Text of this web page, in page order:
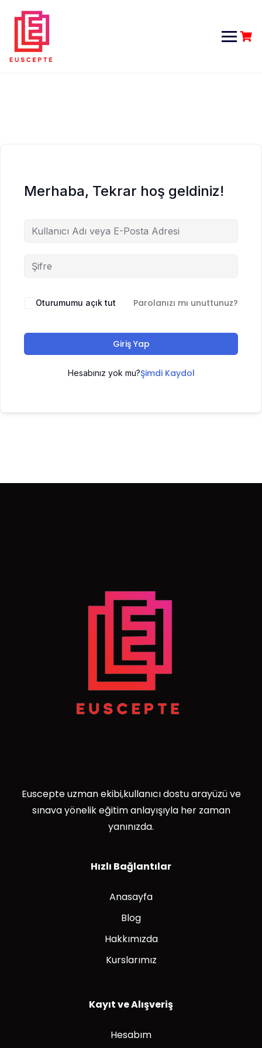
content
Merhaba, Tekrar hoş geldiniz!
Oturumumu açık tut Parolanızı mı unuttunuz?
Giriş Yap
Hesabınız yok mu?Şimdi Kaydol
Euscepte uzman ekibi,kullanıcı dostu arayüzü ve
sınava yönelik eğitim anlayışıyla her zaman
yanınızda.
Hızlı Bağlantılar
Anasayfa
Blog
Hakkımızda
Kurslarımız
Kayıt ve Alışveriş
Hesabım